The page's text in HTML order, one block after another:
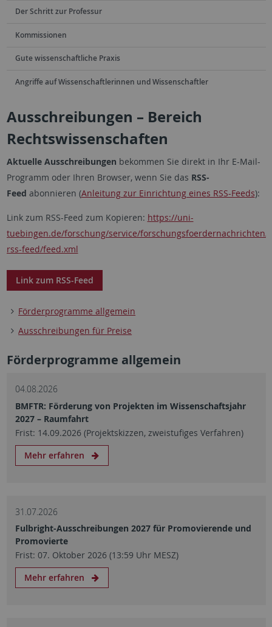
Der Schritt zur Professur
Kommissionen
Gute wissenschaftliche Praxis
Angriffe auf Wissenschaftlerinnen und Wissenschaftler
Ausschreibungen – Bereich
Rechtswissenschaften
Aktuelle Ausschreibungen bekommen Sie direkt in Ihr E-Mail-
Programm oder Ihren Browser, wenn Sie das RSS-
Feed abonnieren (Anleitung zur Einrichtung eines RSS-Feeds):
Link zum RSS-Feed zum Kopieren: https://uni-
tuebingen.de/forschung/service/
rss-feed/feed.xml
Link zum RSS-Feed
Förderprogramme allgemein
Ausschreibungen für Preise
Förderprogramme allgemein
04.08.2026
BMFTR: Förderung von Projekten im Wissenschaftsjahr
2027 – Raumfahrt
Frist: 14.09.2026 (Projektskizzen, zweistufiges Verfahren)
Mehr erfahren
31.07.2026
Fulbright-Ausschreibungen 2027 für Promovierende und
Promovierte
Frist: 07. Oktober 2026 (13:59 Uhr MESZ)
Mehr erfahren